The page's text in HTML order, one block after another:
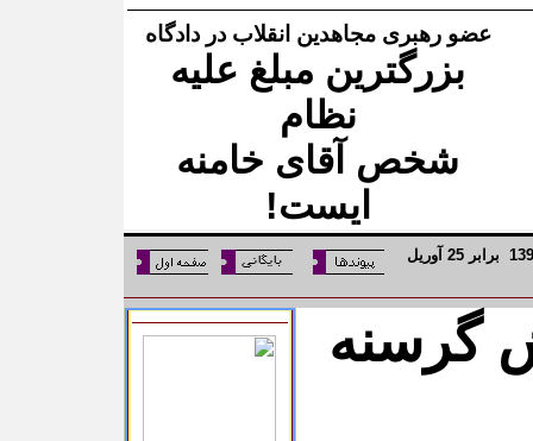
عضو رهبری مجاهدین انقلاب در دادگاه
بزرگترین مبلغ علیه
نظام
شخص آقای خامنه
ایست!
139 برابر 25 آوریل
گرسنه